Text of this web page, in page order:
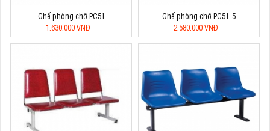
Ghế phòng chờ PC51
1.630.000 VNĐ
Ghế phòng chờ PC51-5
2.580.000 VNĐ